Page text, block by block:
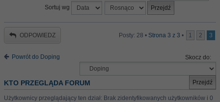
Sortuj wg
ODPOWIEDZ Posty: 28 • Strona 3 z 3 • 1 2 3
Powrót do Doping Skocz do:
KTO PRZEGLĄDA FORUM
Użytkownicy przeglądający ten dział: Brak zidentyfikowanych użytkowników i 0